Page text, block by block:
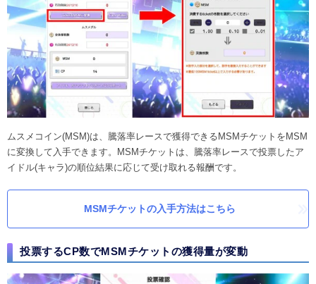
ムスメコイン(MSM)は、騰落率レースで獲得できるMSMチケットをMSM
に変換して入手できます。MSMチケットは、騰落率レースで投票したア
イドル(キャラ)の順位結果に応じて受け取れる報酬です。
MSMチケットの入手方法はこちら
投票するCP数でMSMチケットの獲得量が変動